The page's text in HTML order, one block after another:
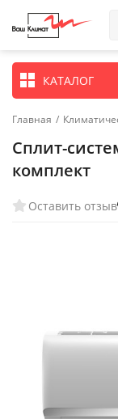
КАТАЛОГ
Главная /
Сплит-
комплект
Оставить отзыв